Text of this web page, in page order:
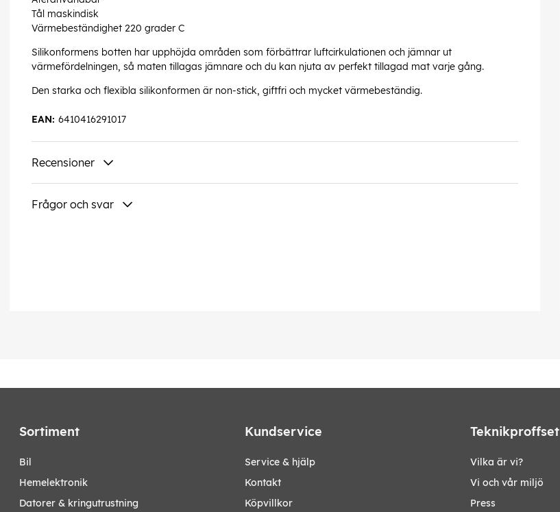
Tål maskindisk
Värmebeständighet 220 grader C
Silikonformens botten har upphöjda områden som förbättrar luftcirkulationen och jämnar ut
värmefördelningen, så maten tillagas jämnare och du kan njuta av perfekt tillagad mat varje gång.
Den starka och flexibla silikonformen är non-stick, giftfri och mycket värmebeständig.
6410416291017
EAN:
Recensioner
Frågor och svar
Sortiment
bil
hemelektronik
datorer & kringutrustning
Kundservice
Service & hjälp
Kontakt
Köpvillkor
Teknikproffset
Vilka är vi?
Vi och vår miljö
Press